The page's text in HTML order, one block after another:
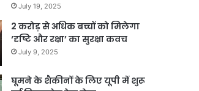
July 19, 2025
2 करोड़ से अधिक बच्चों को मिलेगा
‘दृष्टि और रक्षा’ का सुरक्षा कवच
July 9, 2025
घूमने के शैकीनों के लिए यूपी में शुरू